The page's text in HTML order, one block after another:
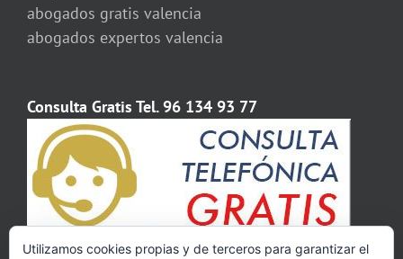
abogados gratis valencia
abogados expertos valencia
Consulta Gratis Tel. 96 134 93 77
Utilizamos cookies propias y de terceros para garantizar el